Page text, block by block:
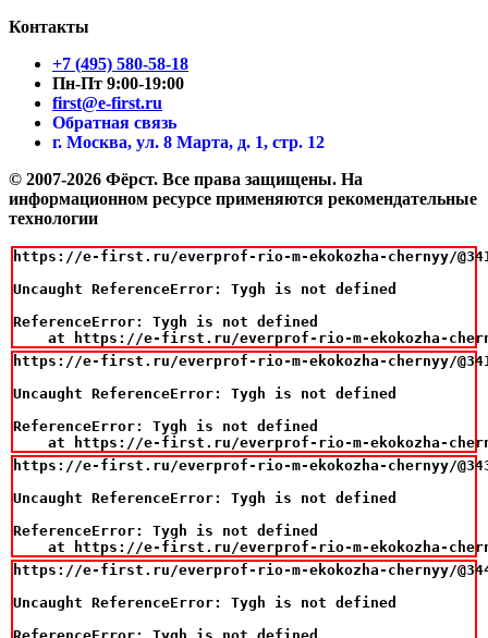
Контакты
+7 (495) 580-58-18
Пн-Пт 9:00-19:00
first@e-first.ru
Обратная связь
г. Москва, ул. 8 Марта, д. 1, стр. 12
© 2007-2026 Фёрст. Все права защищены. На
информационном ресурсе применяются рекомендательные
технологии
https://e-first.ru/everprof-rio-m-ekokozha-chernyy/
Uncaught ReferenceError: Tygh is not defined
ReferenceError: Tygh is not defined
at https://e-first.ru/everprof-rio-m-ekokozha-
https://e-first.ru/everprof-rio-m-ekokozha-chernyy/
Uncaught ReferenceError: Tygh is not defined
ReferenceError: Tygh is not defined
at https://e-first.ru/everprof-rio-m-ekokozha-
https://e-first.ru/everprof-rio-m-ekokozha-chernyy/
Uncaught ReferenceError: Tygh is not defined
ReferenceError: Tygh is not defined
at https://e-first.ru/everprof-rio-m-ekokozha-
https://e-first.ru/everprof-rio-m-ekokozha-chernyy/
Uncaught ReferenceError: Tygh is not defined